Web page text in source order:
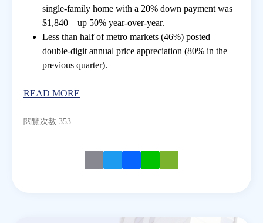
訂閱電子報
single-family home with a 20% down payment was
$1,840 – up 50% year-over-year.
Less than half of metro markets (46%) posted
double-digit annual price appreciation (80% in the
previous quarter).
READ MORE
閱覽次數 353